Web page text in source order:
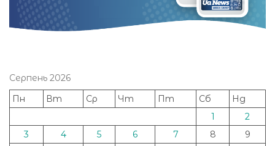
Серпень 2026
Пн
Вт Ср Чт Пт Сб
Нд
1
2
3
4 5 6 7 8
9